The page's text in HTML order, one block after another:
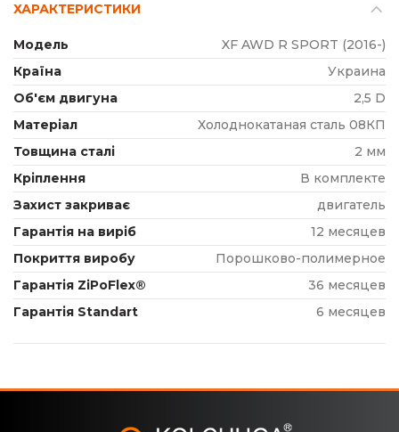
ХАРАКТЕРИСТИКИ
Модель
XF AWD R SPORT (2016-)
Країна
Украина
Об'єм двигуна
2,5 D
Матеріал
Холоднокатаная сталь 08КП
Товщина сталі
2 мм
Кріплення
В комплекте
Захист закриває
двигатель
Гарантія на виріб
12 месяцев
Покриття виробу
Порошково-полимерное
Гарантія ZiPoFlex®
36 месяцев
Гарантія Standart
6 месяцев